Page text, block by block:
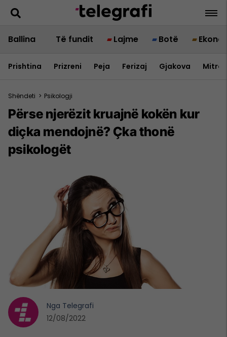
Ballina Të fundit Lajme Botë
Prishtina Prizreni Peja Ferizaj Gjakova
Shëndeti > Psikologji
Përse njerëzit kruajnë kokën kur
diçka mendojnë? Çka thonë
psikologët
Nga Telegrafi
12/08/2022